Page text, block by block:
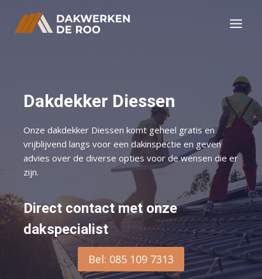
inhoud
Dakdekker Diessen
Onze dakdekker Diessen komt geheel gratis en
vrijblijvend langs voor een dakinspectie en geven
advies over de diverse opties voor de wensen die er
zijn.
Direct contact met onze
dakspecialist
Bel: 085 109 7313